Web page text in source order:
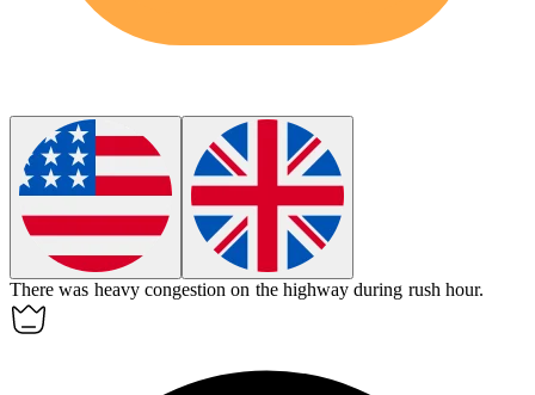
There was heavy congestion on the highway during rush hour.